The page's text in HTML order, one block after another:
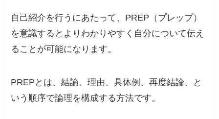
自己紹介を行うにあたって、PREP（プレップ）
を意識するとよりわかりやすく自分について伝え
ることが可能になります。
PREPとは、結論、理由、具体例、再度結論、と
いう順序で論理を構成する方法です。